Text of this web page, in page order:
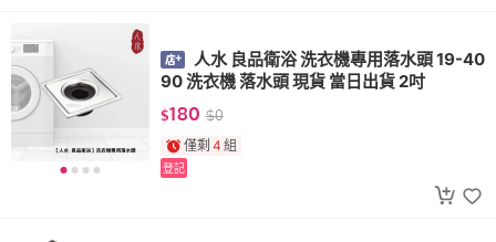
人水 良品衛浴 洗衣機專用落水頭 19-40
90 洗衣機 落水頭 現貨 當日出貨 2吋
$180 $0
僅剩 4 組
登記